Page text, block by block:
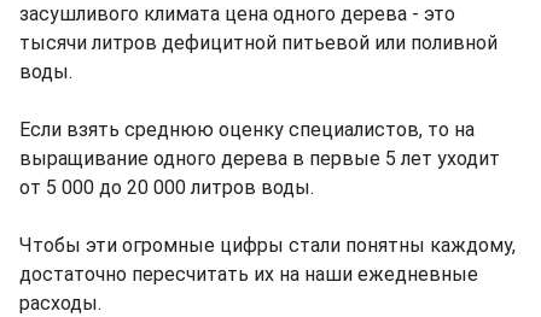
засушливого климата цена одного дерева - это
тысячи литров дефицитной питьевой или поливной
воды.
Если взять среднюю оценку специалистов, то на
выращивание одного дерева в первые 5 лет уходит
от 5 000 до 20 000 литров воды.
Чтобы эти огромные цифры стали понятны каждому,
достаточно пересчитать их на наши ежедневные
расходы.